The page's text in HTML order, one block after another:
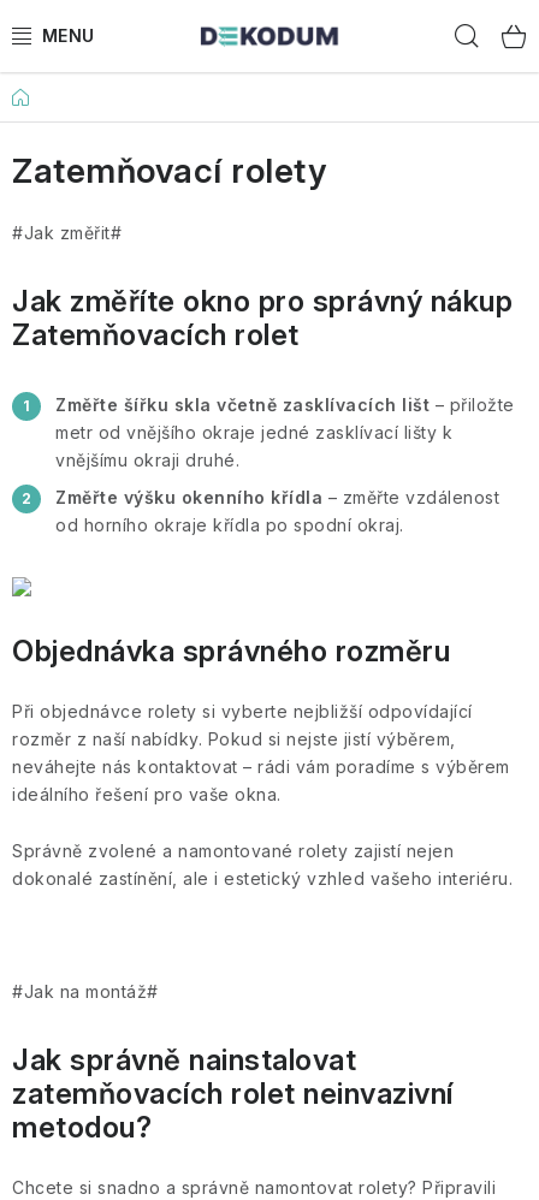
na
ROLETY
GARNÝŽE
ROLETY NA STŘEŠNÍ OKNA
PLISOVANÉ ROLETY
PŘÍSLUŠENSTVÍ
Hodnocení obchodu
Domů
Zatemňovací rolety
#Jak změřit#
Jak změříte okno pro správný nákup
Zatemňovacích rolet
Změřte šířku skla včetně zasklívacích lišt – přiložte
metr od vnějšího okraje jedné zasklívací lišty k
vnějšímu okraji druhé.
Změřte výšku okenního křídla – změřte vzdálenost
od horního okraje křídla po spodní okraj.
Objednávka správného rozměru
Při objednávce rolety si vyberte nejbližší odpovídající
rozměr z naší nabídky. Pokud si nejste jistí výběrem,
neváhejte nás kontaktovat – rádi vám poradíme s výběrem
ideálního řešení pro vaše okna.
Správně zvolené a namontované rolety zajistí nejen
dokonalé zastínění, ale i estetický vzhled vašeho interiéru.
#Jak na montáž#
Jak správně nainstalovat
zatemňovacích rolet neinvazivní
metodou?
Chcete si snadno a správně namontovat rolety? Připravili